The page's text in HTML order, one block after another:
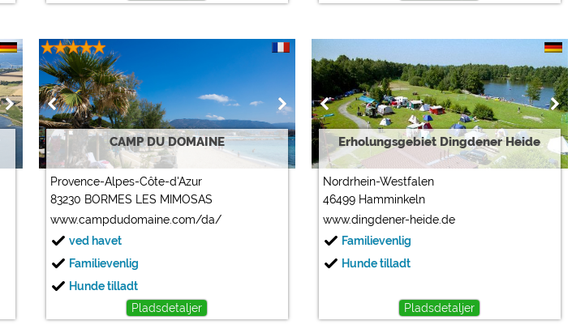
CAMP DU DOMAINE
Provence-Alpes-Côte-d'Azur
83230 BORMES LES MIMOSAS
www.campdudomaine.com/da/
ved havet
Familievenlig
Hunde tilladt
Pladsdetaljer
Erholungsgebiet Dingdener Heide
Nordrhein-Westfalen
46499 Hamminkeln
www.dingdener-heide.de
Familievenlig
Hunde tilladt
Pladsdetaljer